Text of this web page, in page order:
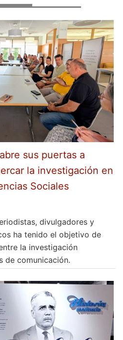
sus puertas a
la investigación en
Sociales
divulgadores y
ha tenido el objetivo de
la investigación
de comunicación.